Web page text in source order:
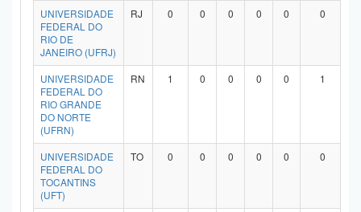
UNIVERSIDADE
FEDERAL DO
RIO DE
JANEIRO (UFRJ)
RJ 0 0 0 0 0 0
UNIVERSIDADE
FEDERAL DO
RIO GRANDE
DO NORTE
(UFRN)
RN 1 0 0 0 0 1
UNIVERSIDADE
FEDERAL DO
TOCANTINS
(UFT)
TO 0 0 0 0 0 0